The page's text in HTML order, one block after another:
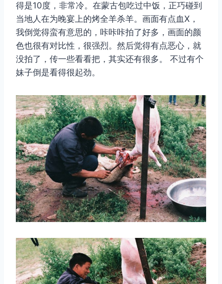
得是10度，非常冷。在蒙古包吃过中饭，正巧碰到
当地人在为晚宴上的烤全羊杀羊。画面有点血X，
我倒觉得蛮有意思的，咔咔咔拍了好多，画面的颜
色也很有对比性，很强烈。然后觉得有点恶心，就
没拍了，传一些看看把，其实还有很多。 不过有个
妹子倒是看得很起劲。